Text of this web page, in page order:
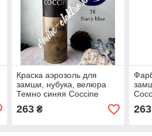
Краска аэрозоль для
замши, нубука, велюра
Темно синяя Coccine
RAVIVANT Navy Blue 250
мл
263₴ 263